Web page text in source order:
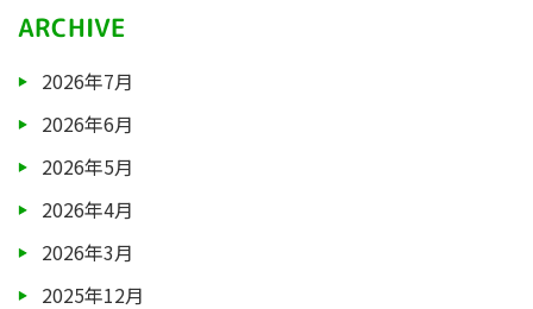
ARCHIVE
2026年7月
2026年6月
2026年5月
2026年4月
2026年3月
2025年12月